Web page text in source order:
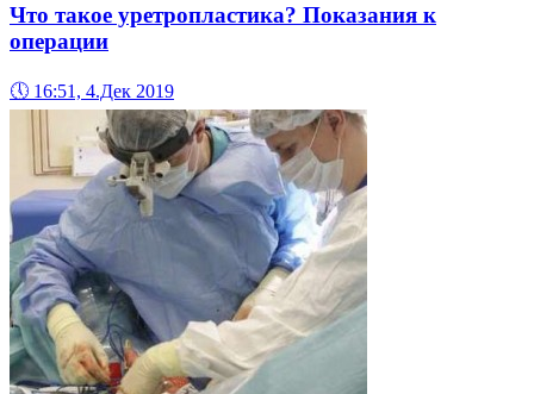
Что такое уретропластика? Показания к
операции
🕔 16:51, 4.Дек 2019